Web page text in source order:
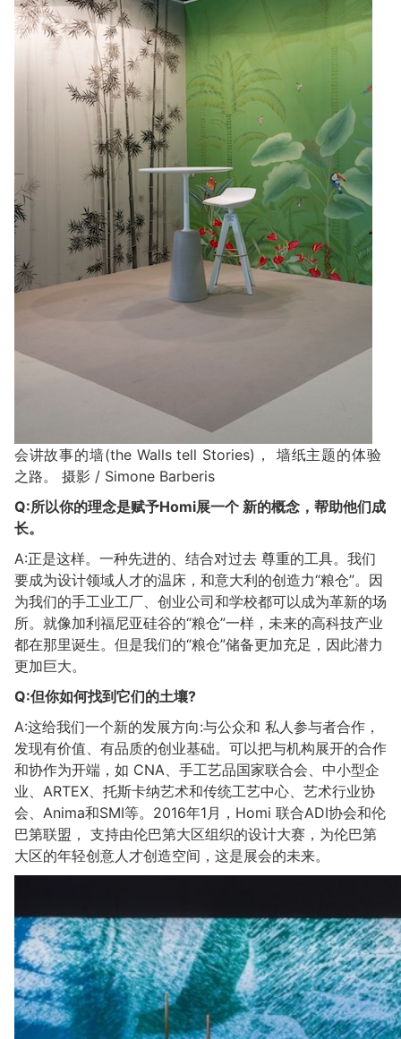
会讲故事的墙(the Walls tell Stories)， 墙纸主题的体验
之路。 摄影 / Simone Barberis
Q:所以你的理念是赋予Homi展一个 新的概念，帮助他们成
长。
A:正是这样。一种先进的、结合对过去 尊重的工具。我们
要成为设计领域人才的温床，和意大利的创造力“粮仓”。因
为我们的手工业工厂、创业公司和学校都可以成为革新的场
所。就像加利福尼亚硅谷的“粮仓”一样，未来的高科技产业
都在那里诞生。但是我们的“粮仓”储备更加充足，因此潜力
更加巨大。
Q:但你如何找到它们的土壤?
A:这给我们一个新的发展方向:与公众和 私人参与者合作，
发现有价值、有品质的创业基础。可以把与机构展开的合作
和协作为开端，如 CNA、手工艺品国家联合会、中小型企
业、ARTEX、托斯卡纳艺术和传统工艺中心、艺术行业协
会、Anima和SMI等。2016年1月，Homi 联合ADI协会和伦
巴第联盟， 支持由伦巴第大区组织的设计大赛，为伦巴第
大区的年轻创意人才创造空间，这是展会的未来。